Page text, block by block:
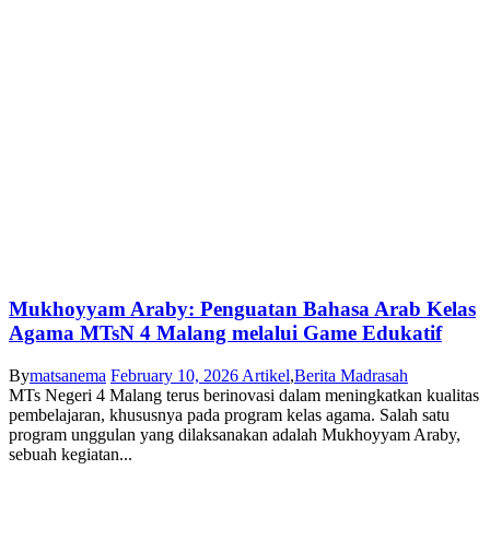
Mukhoyyam Araby: Penguatan Bahasa Arab Kelas
Agama MTsN 4 Malang melalui Game Edukatif
Bymatsanema February 10, 2026 Artikel,Berita Madrasah
MTs Negeri 4 Malang terus berinovasi dalam meningkatkan kualitas
pembelajaran, khususnya pada program kelas agama. Salah satu
program unggulan yang dilaksanakan adalah Mukhoyyam Araby,
sebuah kegiatan...